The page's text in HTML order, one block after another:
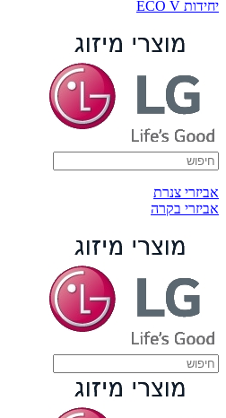
יחידות ECO V
אביזרי צנרת
אביזרי בקרה